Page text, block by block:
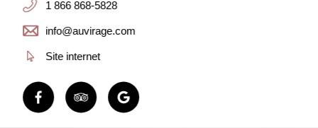
1 866 868-5828
info@auvirage.com
Site internet